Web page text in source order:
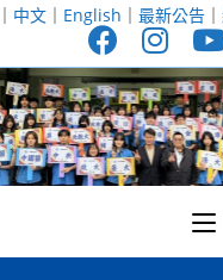
｜ 中文｜ English ｜ 最新公告｜